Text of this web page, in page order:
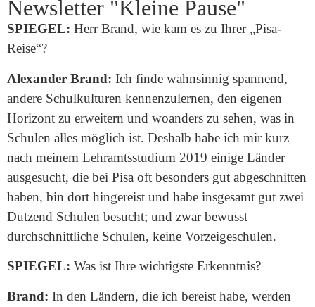
Newsletter "Kleine Pause"
SPIEGEL: Herr Brand, wie kam es zu Ihrer „Pisa-
Reise“?
Alexander Brand: Ich finde wahnsinnig spannend,
andere Schulkulturen kennenzulernen, den eigenen
Horizont zu erweitern und woanders zu sehen, was in
Schulen alles möglich ist. Deshalb habe ich mir kurz
nach meinem Lehramtsstudium 2019 einige Länder
ausgesucht, die bei Pisa oft besonders gut abgeschnitten
haben, bin dort hingereist und habe insgesamt gut zwei
Dutzend Schulen besucht; und zwar bewusst
durchschnittliche Schulen, keine Vorzeigeschulen.
SPIEGEL: Was ist Ihre wichtigste Erkenntnis?
Brand: In den Ländern, die ich bereist habe, werden